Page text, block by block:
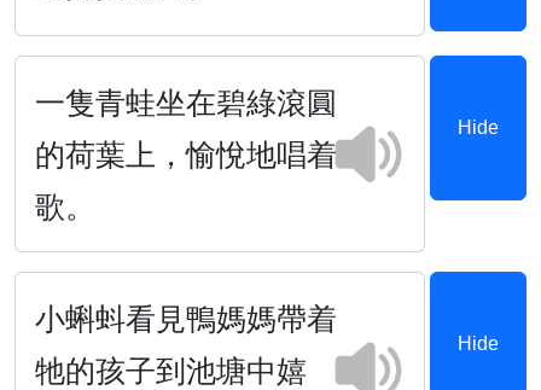
一隻青蛙坐在碧綠滾圓
的荷葉上，愉悅地唱着
歌。
Hide
小蝌蚪看見鴨媽媽帶着
牠的孩子到池塘中嬉
Hide